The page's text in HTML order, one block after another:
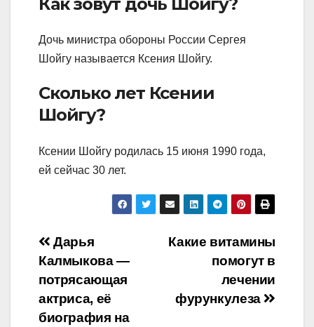
Дочь министра обороны России Сергея
Шойгу называется Ксения Шойгу.
Сколько лет Ксении
Шойгу?
Ксении Шойгу родилась 15 июня 1990 года,
ей сейчас 30 лет.
Навигация
по
записям
Какие витамины
помогут в
лечении
фурункулеза
Дарья
Калмыкова —
потрясающая
актриса, её
биография на